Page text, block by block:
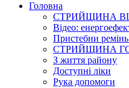
Головна
СТРИЙЩИНА
Відео:
Пристебни
СТРИЙЩИНА
З життя району
Доступні ліки
Рука допомоги